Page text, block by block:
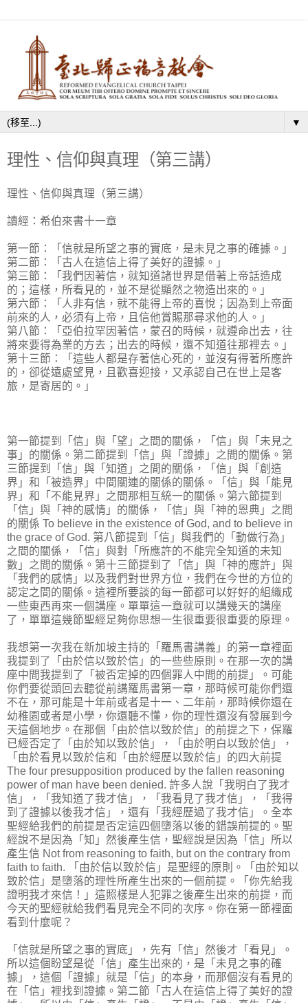
▼
理性、信仰與真理（第三講）
理性、信仰與真理（第三講）
讀經：希伯來書十一章
第一節：「信就是所望之事的實底，是未見之事的確據。」
第二節：「古人在這信上得了美好的證據。」
第三節：「我們因著信，就知道諸世界是借著上帝話造成
的；這樣，所看見的，並不是從顯然之物造出來的。」
第六節：「人非有信，就不能得上帝的喜悅；因為到上帝面
前來的人，必須有上帝，且信他賞賜那尋求他的人。」
第八節：「亞伯拉罕因著信，蒙召的時候，就遵命出去，往
將來要得為業的方去；出去的時候，還不知道往那裡去。」
第十三節：「這些人都是存著信心死的，並沒有得著所應許
的，卻從遠處望見，且歡喜迎接，又承認自己在世上是客
旅，是寄居的。」
第一節提到「信」與「望」之間的關係，「信」與「未見之
事」的關係。第二節提到「信」與「證據」之間的關係。第
三節提到「信」與「知道」之間的關係，「信」與「創造
界」和「被造界」中間關連的關係的關係。「信」與「能見
界」和「不能見界」之間那相互統一的關係。第六節提到
「信」與「神的感情」的關係，「信」與「神的恩典」之間
的關係 To believe in the existence of God, and to believe in
the grace of God. 第八節提到「信」與我們的「動做行為」
之間的關係，「信」與對「所應許的不能完全知道的未知
數」之間的關係。第十三節提到了「信」與「神的應許」與
「我們的感情」以及我們對世界方位，我們在今世的方位的
認定之間的關係。這裡所要談的每一節都可以好好的組織成
一些東西再來一個講座。單單這一章就可以講幾天的講座
了，單單這幾節聖經足夠你思想一生很重要很重要的原理。
我想第一次我在新加坡主持的「羅馬書講義」的第一章裡面
我提到了「由於信以致於信」的一些些原則。在那一次的講
座中間我提到了「被否定掉的四個罪人中間的前提」。可能
你們要從頭回去聽從前講羅馬書第一章，那時候可能你們還
不在，那可能是十年前或者是十一、二年前，那時候你還在
幼稚園或者是小學，你還聽不懂，你的理性還沒有發展到今
天這個地步。在那個「由於信以致於信」的前提之下，保羅
已經否定了「由於知以致於信」，「由於明白以致於信」，
「由於看見以致於信和「由於經歷以致於信」的四大前提
The four presupposition produced by the fallen reasoning
power of man have been denied. 許多人說「我明白了我才
信」，「我知道了我才信」，「我看見了我才信」，「我得
到了證據以後我才信」，還有「我經歷過了我才信」。全本
聖經給我們的前提是否定這四個墮落以後的錯誤前提的。聖
經說不是因為「知」然後產生信，聖經說是因為「信」所以
產生信 Not from reasoning to faith, but on the contrary from
faith to faith. 「由於信以致於信」是聖經的原則。「由於知以
致於信」是墮落的理性所產生出來的一個前提。「你先給我
證明我才來信！」這照樣是人犯罪之後產生出來的前提，而
今天的聖經就給我們看見完全不同的次序。你在第一節裡面
看到什麼呢？
「信就是所望之事的實底」，先有「信」然後才「看見」。
所以這個盼望是從「信」產生出來的，是「未見之事的確
據」，這個「證據」就是「信」的本身，而那個沒有看見的
在「信」裡找到證據。第二節「古人在這信上得了美好的證